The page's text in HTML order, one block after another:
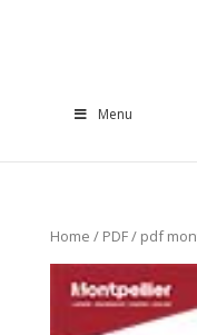
Menu
Home / PDF/ pdf